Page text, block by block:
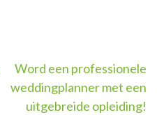
Word een professionele
weddingplanner met een
uitgebreide opleiding!